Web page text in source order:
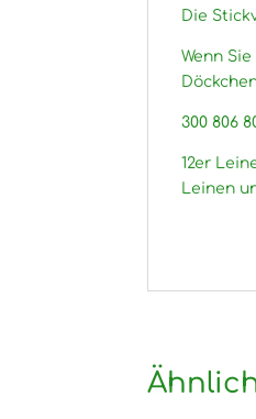
Die
Wenn
300 806
12er
Leinen